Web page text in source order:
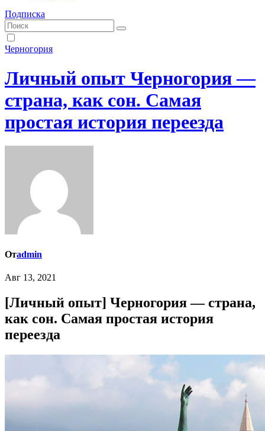
Подписка
Черногория
Личный опыт Черногория —
страна, как сон. Самая
простая история переезда
Отadmin
Авг 13, 2021
[Личный опыт] Черногория — страна,
как сон. Самая простая история
переезда